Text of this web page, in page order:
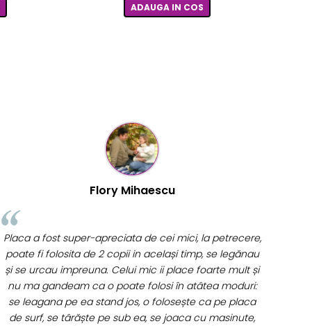
ADAUGA IN COS
Cristina Hanga
Tot ce am comandat pana acum a fost suuuper, f
faine chestii si livrarea de nota 100 ... de pe o zi pe alta
. Aveam emotii ca nu va ajunge swayer pt ziua
copilului din weekend, dar e joi azi si a ajuns :) abia
astept sa ii dau cadoul :D revin cu feedback apoi. Va
multumesc !! <3